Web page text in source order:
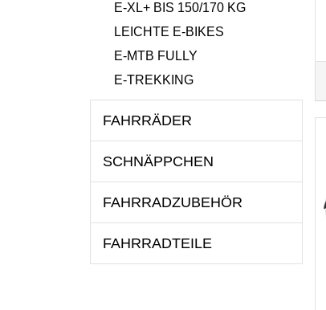
E-XL+ BIS 150/170 KG
LEICHTE E-BIKES
E-MTB FULLY
E-TREKKING
FAHRRÄDER
SCHNÄPPCHEN
FAHRRADZUBEHÖR
FAHRRADTEILE